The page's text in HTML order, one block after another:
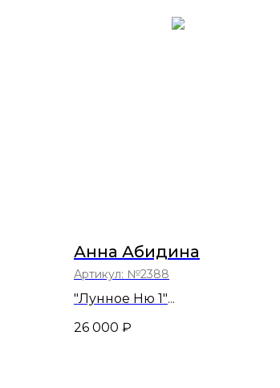
Анна Абидина
Артикул: №2388
"Лунное Ню 1"
26 000 ₽